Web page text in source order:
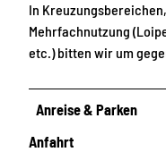
In
Mehrfachnutzung
etc.) bitten wir um
Anreise & Parken
Anfahrt